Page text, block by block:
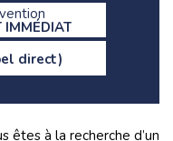
IMMÉDIAT
direct)
êtes à la recherche d’un